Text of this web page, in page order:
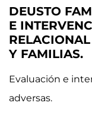
DEUSTO
E
Y FAMILIAS.
Evaluación e
adversas.